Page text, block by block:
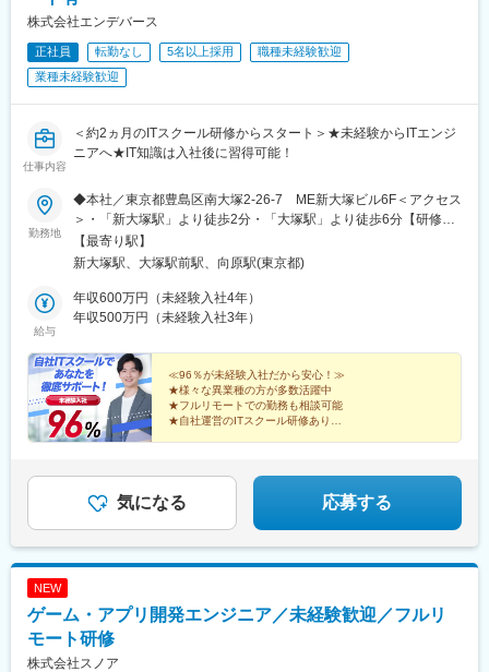
株式会社エンデバース
正社員 転勤なし 5名以上採用
職種未経験歓迎
業種未経験歓迎
仕事内容
＜約2ヵ月のITスクール研修からスタート＞★未経験からITエンジ
ニアへ★IT知識は入社後に習得可能！
勤務地
◆本社／東京都豊島区南大塚2-26-7 ME新大塚ビル6F＜アクセス
＞・「新大塚駅」より徒歩2分・「大塚駅」より徒歩6分【研修後
のプロジェクト先】◆フルリモート、もしくは東京23区を中心と
した東京・神奈川・千葉・埼玉・札幌・仙台・名古屋・大阪・福
カオフィスです。※敷地内全面禁煙☆在宅勤務や完全在宅（フルリ
モート）、リモートワークも相談可能です！
【最寄り駅】
新大塚駅、大塚駅前駅、向原駅(東京都)
給与
年収600万円（未経験入社4年）
年収500万円（未経験入社3年）
≪96％が未経験入社だから安心！≫
★様々な異業種の方が多数活躍中
★フルリモートでの勤務も相談可能
★自社運営のITスクール研修あり
気になる 応募する
NEW
ゲーム・アプリ開発エンジニア／未経験歓迎／フルリ
モート研修
株式会社スノア